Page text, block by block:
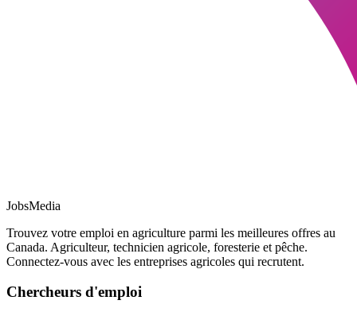
JobsMedia
Trouvez votre emploi en agriculture parmi les meilleures offres au
Canada. Agriculteur, technicien agricole, foresterie et pêche.
Connectez-vous avec les entreprises agricoles qui recrutent.
Chercheurs d'emploi